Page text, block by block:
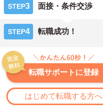
STEP3 面接・条件交渉
STEP4 転職成功！
転職サポートに登録
はじめて転職する方へ